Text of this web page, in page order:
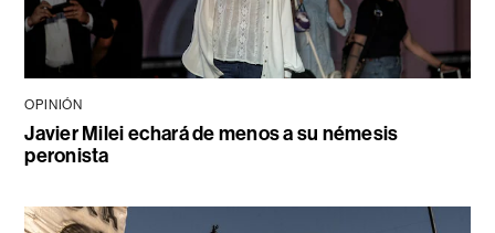
OPINIÓN
Javier Milei echará de menos a su némesis
peronista